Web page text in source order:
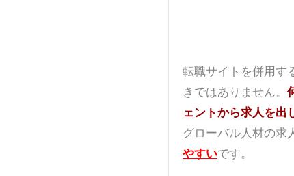
転職サイトを併用す
きではありません。
ェントから求人を出
グローバル人材の求
やすいです。